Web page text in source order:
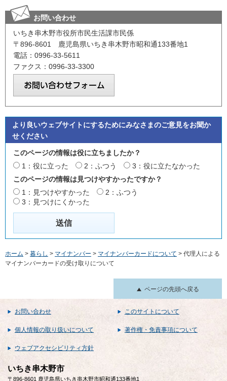
お問い合わせ
いちき串木野市役所市民生活課市民係
〒896-8601 鹿児島県いちき串木野市昭和通133番地1
電話：0996-33-5611
ファクス：0996-33-3300
より良いウェブサイトにするためにみなさまのご意見をお聞か
せください
このページの情報は役に立ちましたか？
1：役に立った
2：ふつう
3：役に立たなかった
このページの情報は見つけやすかったですか？
1：見つけやすかった
2：ふつう
3：見つけにくかった
ホーム > 暮らし > マイナンバー > マイナンバーカードについて > 代理人による
マイナンバーカードの受け取りについて
ページの先頭へ戻る
お問い合わせ このサイトについて
個人情報の取り扱いについて 著作権・免責事項について
ウェブアクセシビリティ方針
いちき串木野市
〒896-8601 鹿児島県いちき串木野市昭和通133番地1